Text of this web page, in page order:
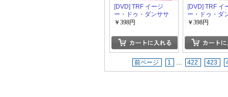
[DVD] TRF イージ
ー・ドゥ・ダンササ
イズ avex Special
￥398円
[DVD] TRF イ
ー・ドゥ・ダ
イズ avex
￥398円
前ページ 1 … 422 423